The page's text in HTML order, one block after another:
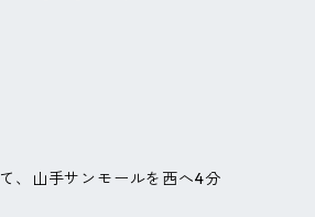
、山手サンモールを西へ4分